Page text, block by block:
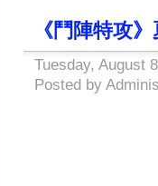
《鬥陣特攻
Tuesday, August
Posted by